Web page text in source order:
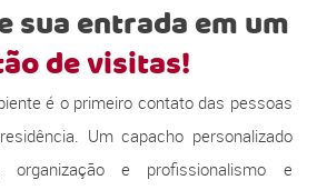
sua entrada em um
de visitas!
é o primeiro contato das pessoas
Um capacho personalizado
organização e profissionalismo e